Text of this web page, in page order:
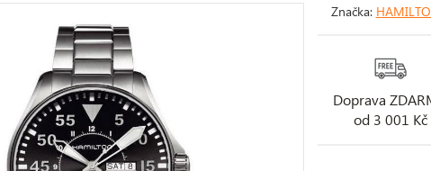
Značka:
Doprava
od 3 001 Kč